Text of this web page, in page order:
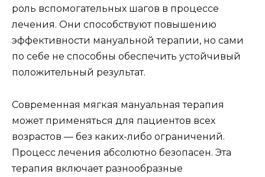
роль вспомогательных шагов в процессе
лечения. Они способствуют повышению
эффективности мануальной терапии, но сами
по себе не способны обеспечить устойчивый
положительный результат.
Современная мягкая мануальная терапия
может применяться для пациентов всех
возрастов — без каких-либо ограничений.
Процесс лечения абсолютно безопасен. Эта
терапия включает разнообразные